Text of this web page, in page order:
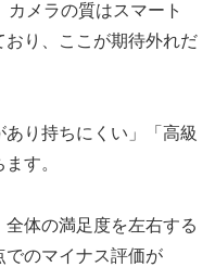
メラの質はスマート
り、ここが期待外れだ
り持ちにくい」「高級
す。
体の満足度を左右する
でのマイナス評価が